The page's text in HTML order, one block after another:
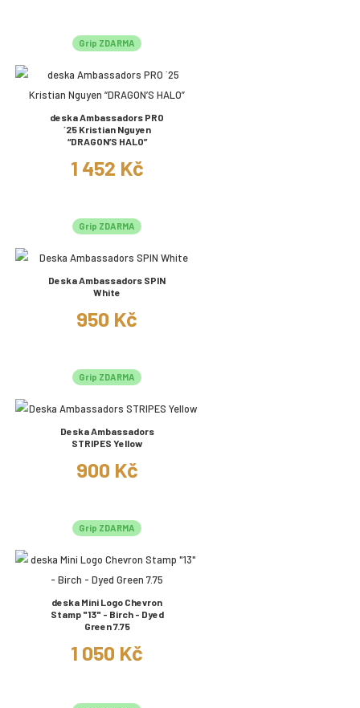
Grip ZDARMA
deska Ambassadors PRO
´25 Kristian Nguyen
“DRAGON’S HALO”
1 452 Kč
Grip ZDARMA
Deska Ambassadors SPIN
White
950 Kč
Grip ZDARMA
Deska Ambassadors
STRIPES Yellow
900 Kč
Grip ZDARMA
deska Mini Logo Chevron
Stamp "13" - Birch - Dyed
Green 7.75
1 050 Kč